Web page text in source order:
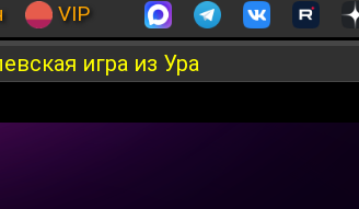
VIP
игра из Ура